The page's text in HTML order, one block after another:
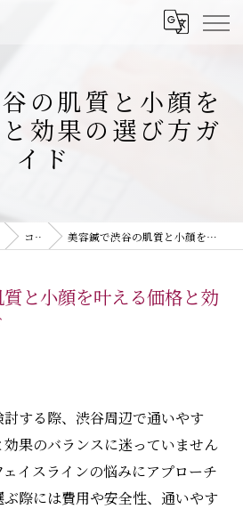
の肌質と小顔を
効果の選び方ガ
イド
コラム 美容鍼で渋谷の肌質と小顔を叶える価格と効果の選び方ガイド
と小顔を叶える価格と効
する際、渋谷周辺で通いやす
果のバランスに迷っていません
イスラインの悩みにアプローチ
際には費用や安全性、通いやす